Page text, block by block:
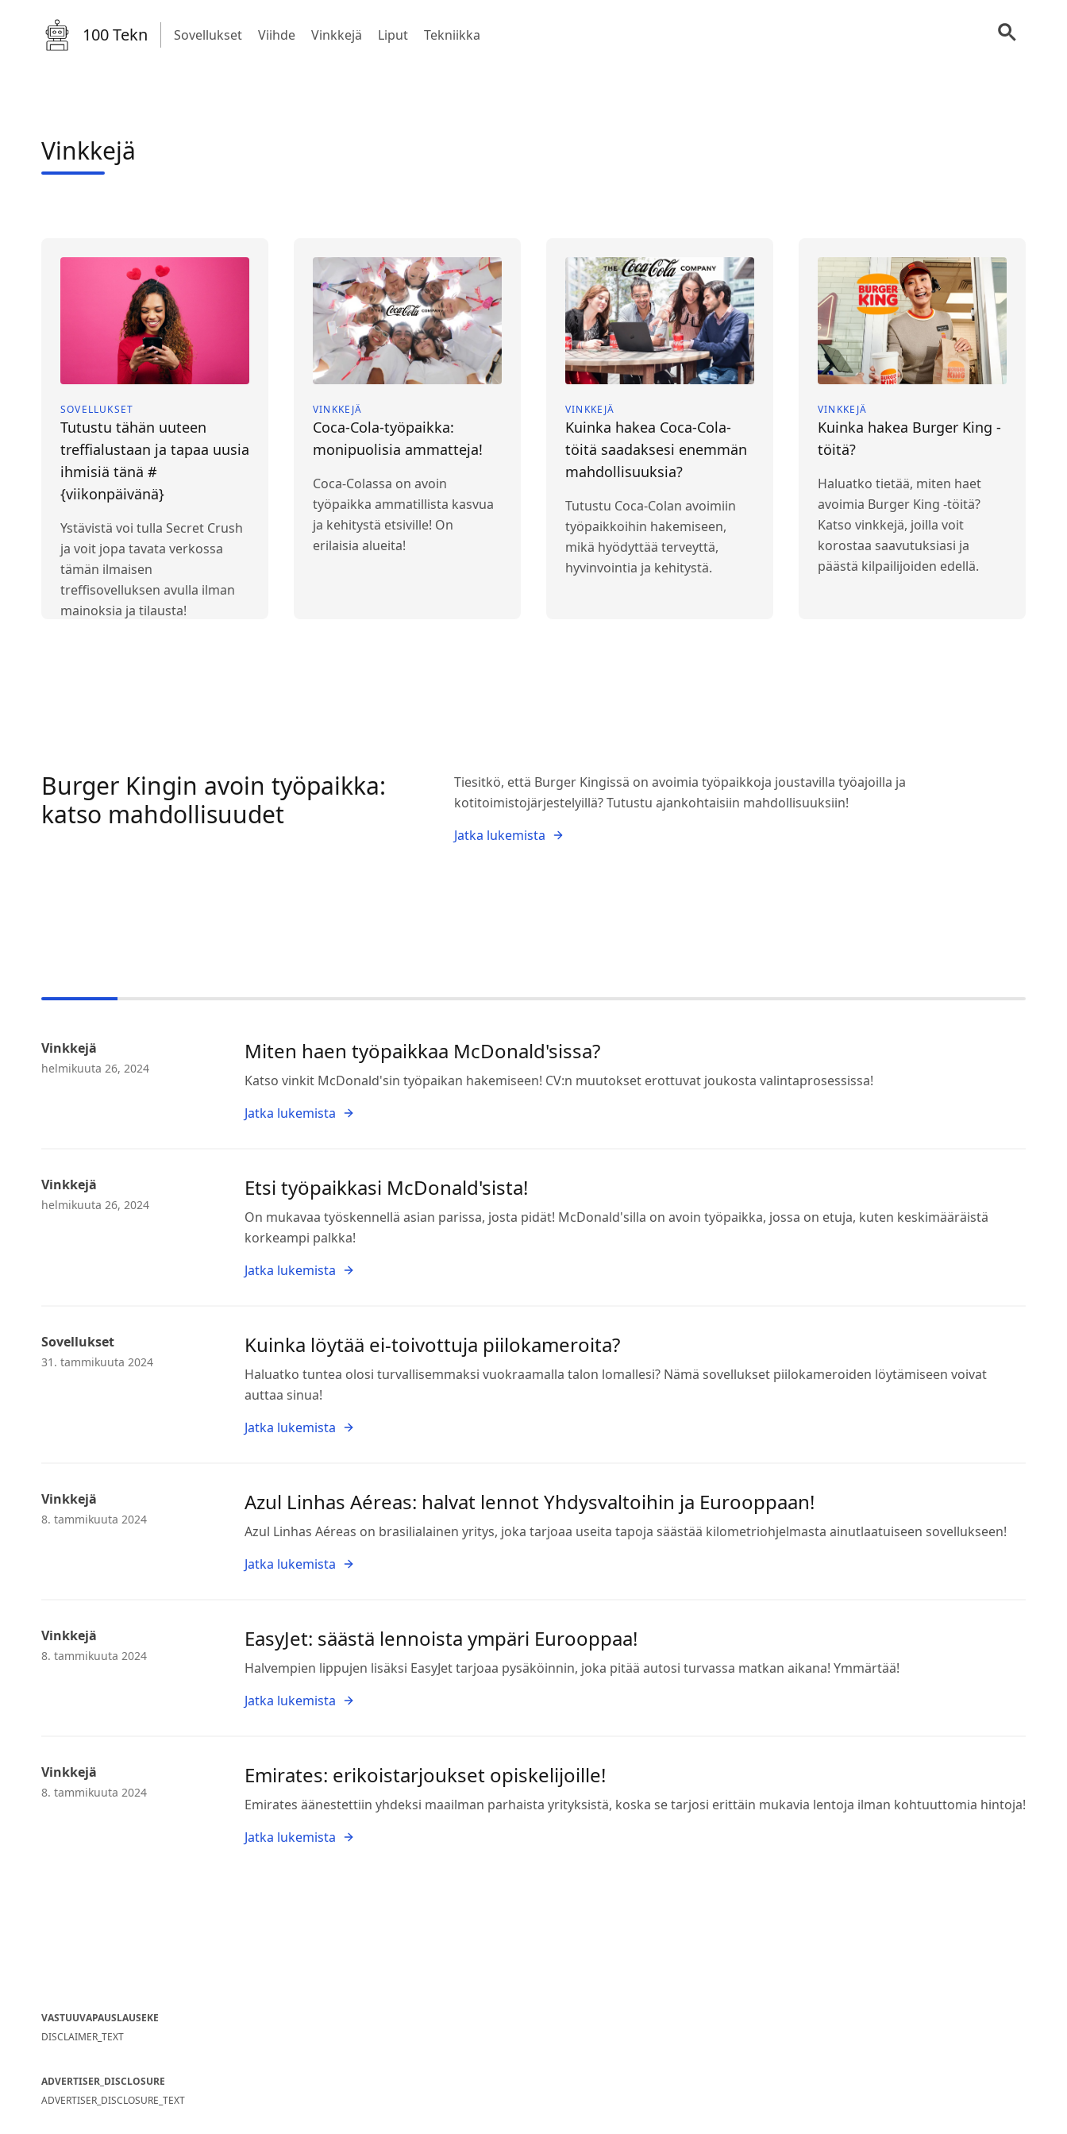
100 Tekn Sovellukset Viihde Vinkkejä Liput Tekniikka
Vinkkejä
SOVELLUKSET
Tutustu tähän uuteen
treffialustaan ja tapaa uusia
ihmisiä tänä #
{viikonpäivänä}
Ystävistä voi tulla Secret Crush
ja voit jopa tavata verkossa
tämän ilmaisen
treffisovelluksen avulla ilman
mainoksia ja tilausta!
VINKKEJÄ
Coca-Cola-työpaikka:
monipuolisia ammatteja!
Coca-Colassa on avoin
työpaikka ammatillista kasvua
ja kehitystä etsiville! On
erilaisia alueita!
VINKKEJÄ
Kuinka hakea Coca-Cola-
töitä saadaksesi enemmän
mahdollisuuksia?
Tutustu Coca-Colan avoimiin
työpaikkoihin hakemiseen,
mikä hyödyttää terveyttä,
hyvinvointia ja kehitystä.
VINKKEJÄ
Kuinka hakea Burger King -
töitä?
Haluatko tietää, miten haet
avoimia Burger King -töitä?
Katso vinkkejä, joilla voit
korostaa saavutuksiasi ja
päästä kilpailijoiden edellä.
Burger Kingin avoin työpaikka:
katso mahdollisuudet
Tiesitkö, että Burger Kingissä on avoimia työpaikkoja joustavilla työajoilla ja
kotitoimistojärjestelyillä? Tutustu ajankohtaisiin mahdollisuuksiin!
Jatka lukemista
Vinkkejä
helmikuuta 26, 2024
Miten haen työpaikkaa McDonald'sissa?
Katso vinkit McDonald'sin työpaikan hakemiseen! CV:n muutokset erottuvat joukosta valintaprosessissa!
Jatka lukemista
Vinkkejä
helmikuuta 26, 2024
Etsi työpaikkasi McDonald'sista!
On mukavaa työskennellä asian parissa, josta pidät! McDonald'silla on avoin työpaikka, jossa on etuja, kuten keskimääräistä
korkeampi palkka!
Jatka lukemista
Sovellukset
31. tammikuuta 2024
Kuinka löytää ei-toivottuja piilokameroita?
Haluatko tuntea olosi turvallisemmaksi vuokraamalla talon lomallesi? Nämä sovellukset piilokameroiden löytämiseen voivat
auttaa sinua!
Jatka lukemista
Vinkkejä
8. tammikuuta 2024
Azul Linhas Aéreas: halvat lennot Yhdysvaltoihin ja Eurooppaan!
Azul Linhas Aéreas on brasilialainen yritys, joka tarjoaa useita tapoja säästää kilometriohjelmasta ainutlaatuiseen sovellukseen!
Jatka lukemista
Vinkkejä
8. tammikuuta 2024
EasyJet: säästä lennoista ympäri Eurooppaa!
Halvempien lippujen lisäksi EasyJet tarjoaa pysäköinnin, joka pitää autosi turvassa matkan aikana! Ymmärtää!
Jatka lukemista
Vinkkejä
8. tammikuuta 2024
Emirates: erikoistarjoukset opiskelijoille!
Emirates äänestettiin yhdeksi maailman parhaista yrityksistä, koska se tarjosi erittäin mukavia lentoja ilman kohtuuttomia hintoja!
Jatka lukemista
VASTUUVAPAUSLAUSEKE
DISCLAIMER_TEXT
ADVERTISER_DISCLOSURE
ADVERTISER_DISCLOSURE_TEXT